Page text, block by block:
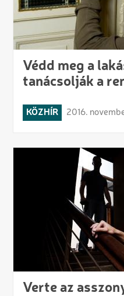
Védd meg a
tanácsolják a
KÖZHÍR 2016.
Verte az